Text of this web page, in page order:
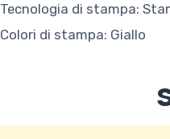
Tecnologia di stampa:
Colori di stampa: Giallo